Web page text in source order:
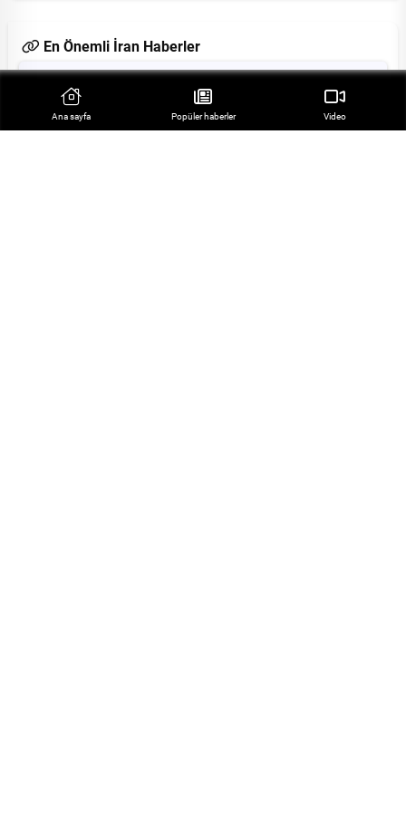
En Önemli İran Haberler
İran Dışişleri Bakanı'ndan Zenginleştirme Dahil
Nükleer Enerjiye Vurgu
Ana sayfa Popüler haberler Video